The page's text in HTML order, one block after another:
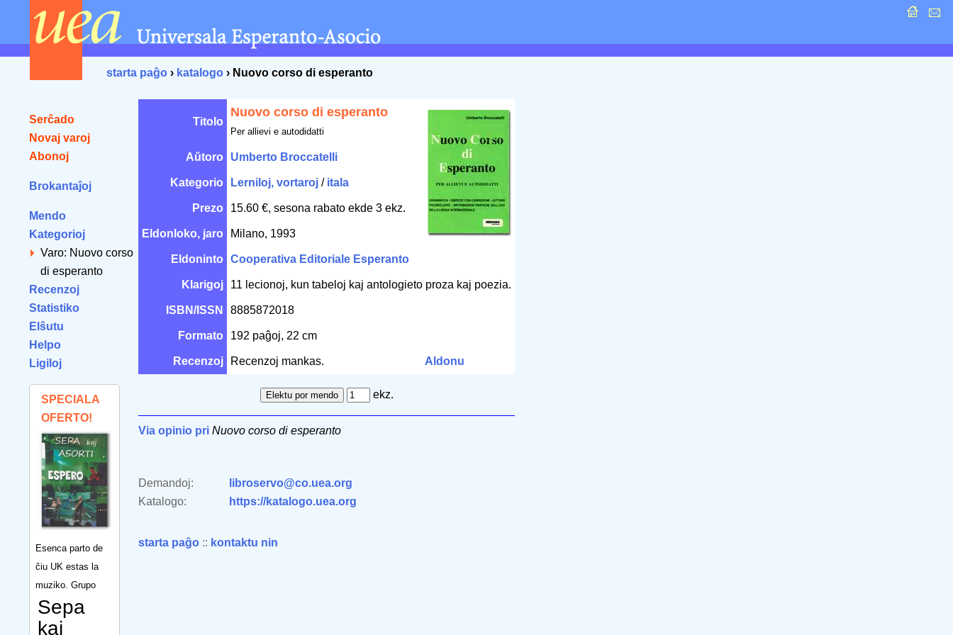
starta paĝo › katalogo › Nuovo corso di esperanto
Serĉado
Novaj varoj
Abonoj
Brokantaĵoj
Mendo
Kategorioj
Varo: Nuovo corso
di esperanto
Recenzoj
Statistiko
Elŝutu
Helpo
Ligiloj
SPECIALA
OFERTO!
Esenca parto de
ĉiu UK estas la
muziko. Grupo
Sepa
kaj
Titolo
Nuovo corso di esperanto
Per allievi e autodidatti
Aŭtoro Umberto Broccatelli
Kategorio Lerniloj, vortaroj / itala
Prezo 15.60 €, sesona rabato ekde 3 ekz.
Eldonloko, jaro Milano, 1993
Eldoninto Cooperativa Editoriale Esperanto
Klarigoj 11 lecionoj, kun tabeloj kaj antologieto proza kaj poezia.
ISBN/ISSN 8885872018
Formato 192 paĝoj, 22 cm
Recenzoj Recenzoj mankas. Aldonu
ekz.
Via opinio pri Nuovo corso di esperanto
Demandoj:
libroservo@co.uea.org
Katalogo:
https://katalogo.uea.org
starta paĝo :: kontaktu nin